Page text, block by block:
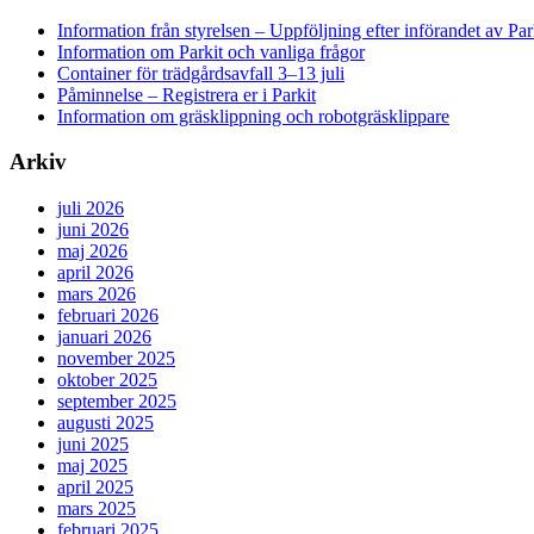
Information från styrelsen – Uppföljning efter införandet av
Information om Parkit och vanliga frågor
Container för trädgårdsavfall 3–13 juli
Påminnelse – Registrera er i Parkit
Information om gräsklippning och robotgräsklippare
Arkiv
juli 2026
juni 2026
maj 2026
april 2026
mars 2026
februari 2026
januari 2026
november 2025
oktober 2025
september 2025
augusti 2025
juni 2025
maj 2025
april 2025
mars 2025
februari 2025